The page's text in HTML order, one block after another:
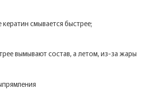
смывается быстрее;
вымывают состав, а летом, из-за жары